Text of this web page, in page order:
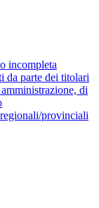
incompleta
da parte dei titolari
di
provinciali